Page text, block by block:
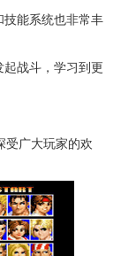
能系统也非常丰
战斗，学习到更
受广大玩家的欢